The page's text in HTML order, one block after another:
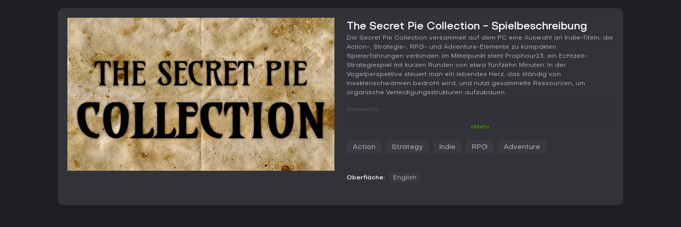
The Secret Pie Collection - Spielbeschreibung
Die Secret Pie Collection versammelt auf dem PC eine Auswahl an Indie-Titeln, die
Action-, Strategie-, RPG- und Adventure-Elemente zu kompakten
Spielerfahrungen verbinden. Im Mittelpunkt steht Prophour23, ein Echtzeit-
Strategiespiel mit kurzen Runden von etwa fünfzehn Minuten. In der
Vogelperspektive steuert man ein lebendes Herz, das ständig von
Insektenschwärmen bedroht wird, und nutzt gesammelte Ressourcen, um
organische Verteidigungsstrukturen aufzubauen.
Gameplay
sich verschiedene Organe wachsen, die als Barrieren und Waffen gegen
Sichtverhältnisse und gegnerisches Verhalten anzupassen. Das System belohnt
+Mehr
Action Strategy Indie RPG Adventure
Oberfläche: English